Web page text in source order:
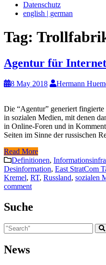
Datenschutz
english | german
Tag:
Agentur für
8 May 2018 Hermann
Die “Agentur” generiert
in sozialen Medien, mit denen
in Online-Foren und in
Seiten im Sinne der russischen
Read More
Definitionen,
Desinformation, East StratCom
Kremel, RT, Russland, sozialen
comment
Suche
News